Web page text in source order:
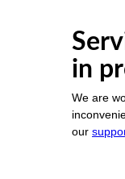
in
We are
our